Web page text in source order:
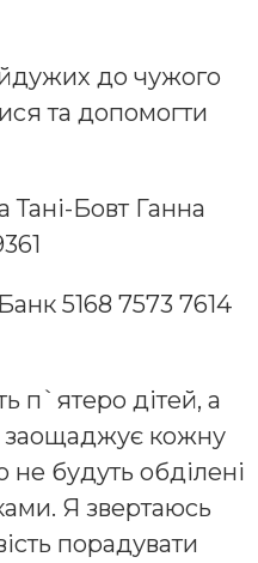
до чужого
та допомогти
Тані-Бовт Ганна
5168 7573 7614
п`ятеро дітей, а
заощаджує кожну
не будуть обділені
Я звертаюсь
порадувати